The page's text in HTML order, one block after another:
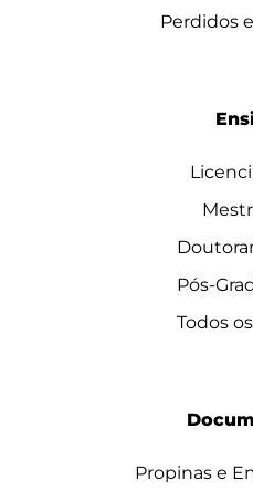
Perdidos
Pós-
Todos
Propinas e